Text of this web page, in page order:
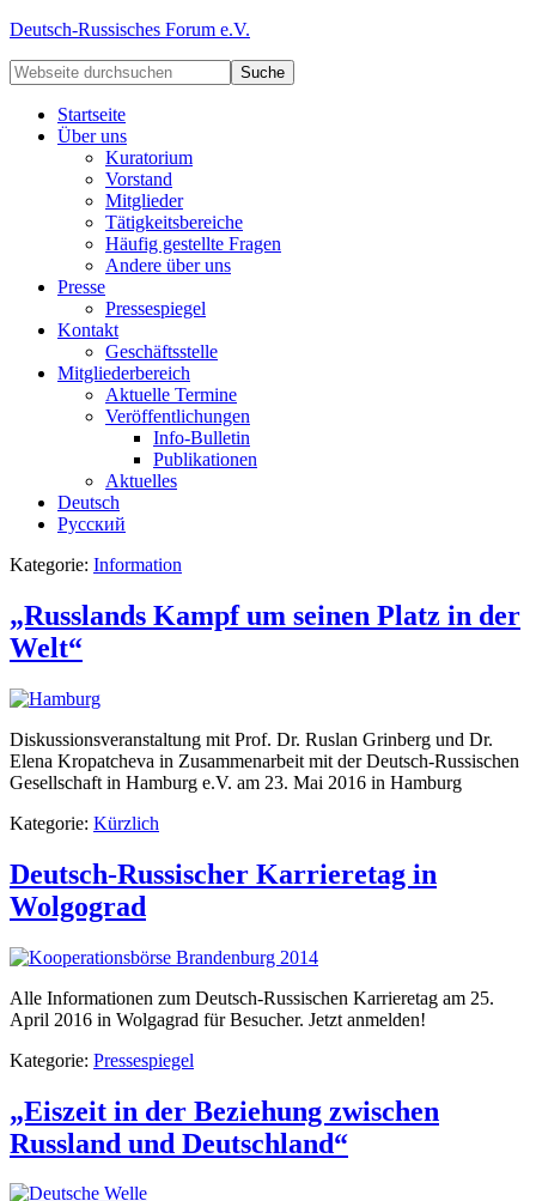
Deutsch-Russisches Forum e.V.
Startseite
Über uns
Kuratorium
Vorstand
Mitglieder
Tätigkeitsbereiche
Häufig gestellte Fragen
Andere über uns
Presse
Pressespiegel
Kontakt
Geschäftsstelle
Mitgliederbereich
Aktuelle Termine
Veröffentlichungen
Info-Bulletin
Publikationen
Aktuelles
Deutsch
Русский
Kategorie: Information
„Russlands Kampf um seinen Platz in der
Welt“
Diskussionsveranstaltung mit Prof. Dr. Ruslan Grinberg und Dr.
Elena Kropatcheva in Zusammenarbeit mit der Deutsch-Russischen
Gesellschaft in Hamburg e.V. am 23. Mai 2016 in Hamburg
Kategorie: Kürzlich
Deutsch-Russischer Karrieretag in
Wolgograd
Alle Informationen zum Deutsch-Russischen Karrieretag am 25.
April 2016 in Wolgagrad für Besucher. Jetzt anmelden!
Kategorie: Pressespiegel
„Eiszeit in der Beziehung zwischen
Russland und Deutschland“